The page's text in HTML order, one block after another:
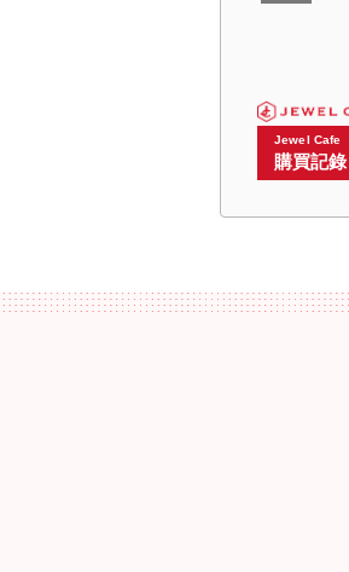
Jewel Cafe
購買記錄